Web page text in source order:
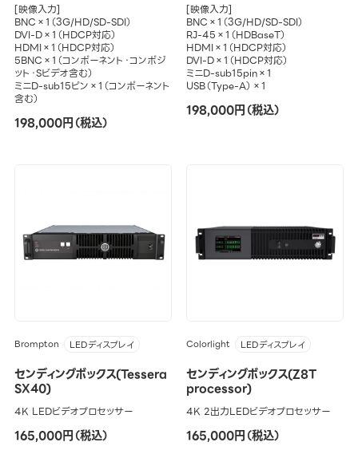
[映像入力]
BNC×1（3G/HD/SD-SDI）
DVI-D×1（HDCP対応）
HDMI×1（HDCP対応）
5BNC×1（コンポーネント・コンポジ
ット・Sビデオ含む）
ミニD-sub15ピン×1（コンポーネント
含む）
198,000円（税込）
[映像入力]
BNC×1（3G/HD/SD-SDI）
RJ-45×1（HDBaseT）
HDMI×1（HDCP対応）
DVI-D×1（HDCP対応）
ミニD-sub15pin×1
USB（Type-A）×1
198,000円（税込）
Brompton LEDディスプレイ
センディングボックス(Tessera
SX40)
4K LEDビデオプロセッサー
165,000円（税込）
Colorlight LEDディスプレイ
センディングボックス(Z8T
processor)
4K 2出力LEDビデオプロセッサー
165,000円（税込）